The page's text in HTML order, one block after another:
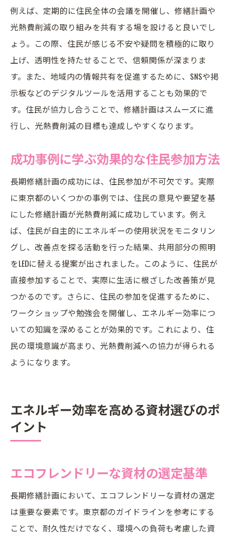
例えば、定期的に住民全体の会議を開催し、修繕計画や
光熱費削減の取り組みを共有する場を設けると良いでし
ょう。この際、住民が感じる不安や疑問を積極的に取り
上げ、透明性を持たせることで、信頼関係が深まりま
す。また、地域内の情報共有を促進するために、SNSや掲
示板などのデジタルツールを活用することも効果的で
す。住民が協力し合うことで、修繕計画はスムーズに進
行し、光熱費削減の目標も達成しやすくなります。
成功事例に学ぶ効果的な住民参加方法
長期修繕計画の成功には、住民参加が不可欠です。実際
に東京都のいくつかの事例では、住民の意見や要望を基
にした修繕計画が光熱費削減に成功しています。例え
ば、住民が自主的にエネルギーの使用状況をモニタリン
グし、改善点を探る活動を行った結果、共用部分の照明
をLEDに替える提案が出されました。このように、住民が
直接参加することで、実際に生活に根ざした改善策が見
つかるのです。さらに、住民の参加を促進するために、
ワークショップや勉強会を開催し、エネルギー効率につ
いての知識を深めることが効果的です。これにより、住
民の環境意識が高まり、光熱費削減への協力が得られる
ようになります。
エネルギー効率を高める資材選びのポ
イント
エコフレンドリーな資材の選定基準
長期修繕計画において、エコフレンドリーな資材の選定
は重要な要素です。東京都のガイドラインを参考にする
ことで、耐久性だけでなく、環境への負荷も考慮した資